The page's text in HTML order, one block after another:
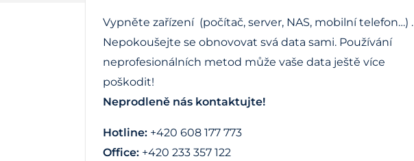
Vypněte zařízení (počítač, server, NAS, mobilní telefon…) .
Nepokoušejte se obnovovat svá data sami. Používání
neprofesionálních metod může vaše data ještě více
poškodit!
Neprodleně nás kontaktujte!
Hotline: +420 608 177 773
Office: +420 233 357 122